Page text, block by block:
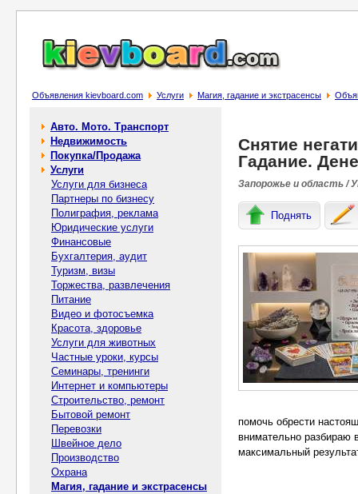
Объявления kievboard.com Услуги Магия, гадание и экстрасенсы
Авто. Мото. Транспорт
Недвижимость
Покупка/Продажа
Услуги
Услуги для бизнеса
Партнеры по бизнесу
Полиграфия, реклама
Юридические услуги
Финансовые
Бухгалтерия, аудит
Туризм, визы
Торжества, развлечения
Питание
Видео и фотосъемка
Красота, здоровье
Услуги для животных
Частные уроки, курсы
Семинары, тренинги
Интернет и компьютеры
Строительство, ремонт
Бытовой ремонт
Перевозки
Швейное дело
Производство
Охрана
Магия, гадание и экстрасенсы
Снятие
Гадание.
Запорожье и область /
Поднять
помочь обрести
внимательно разбираю
максимальный